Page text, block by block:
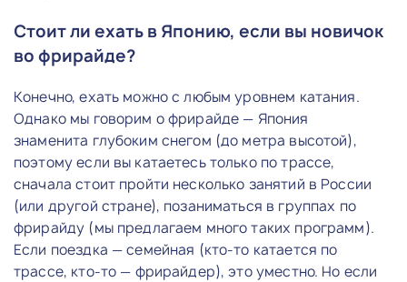
Стоит ли ехать в Японию, если вы новичок
во фрирайде?
Конечно, ехать можно с любым уровнем катания.
Однако мы говорим о фрирайде — Япония
знаменита глубоким снегом (до метра высотой),
поэтому если вы катаетесь только по трассе,
сначала стоит пройти несколько занятий в России
(или другой стране), позаниматься в группах по
фрирайду (мы предлагаем много таких программ).
Если поездка — семейная (кто-то катается по
трассе, кто-то — фрирайдер), это уместно. Но если